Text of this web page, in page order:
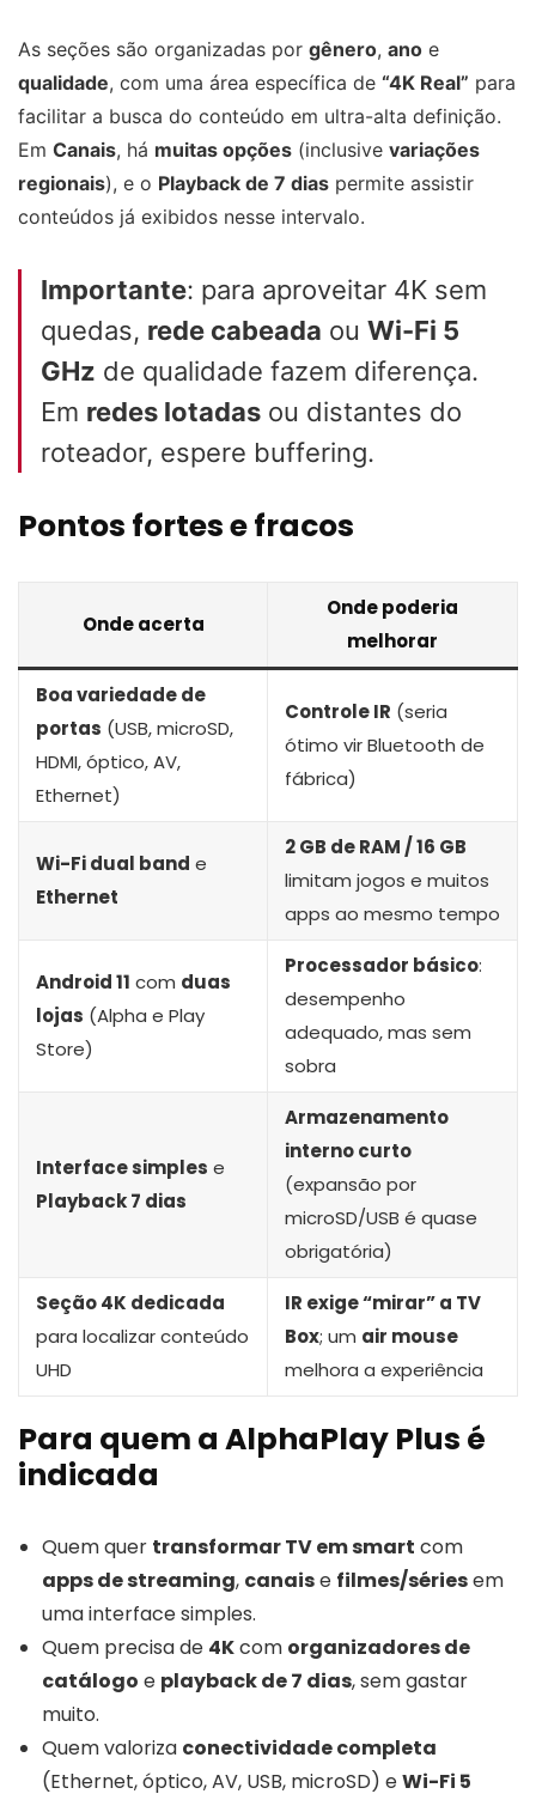
As seções são organizadas por gênero, ano e
qualidade, com uma área específica de “4K Real” para
facilitar a busca do conteúdo em ultra-alta definição.
Em Canais, há muitas opções (inclusive variações
regionais), e o Playback de 7 dias permite assistir
conteúdos já exibidos nesse intervalo.
Importante: para aproveitar 4K sem
quedas, rede cabeada ou Wi-Fi 5
GHz de qualidade fazem diferença.
Em redes lotadas ou distantes do
roteador, espere buffering.
Pontos fortes e fracos
Onde acerta
Onde poderia
melhorar
Boa variedade de
portas (USB, microSD,
HDMI, óptico, AV,
Ethernet)
Controle IR (seria
ótimo vir Bluetooth de
fábrica)
Wi-Fi dual band e
Ethernet
2 GB de RAM / 16 GB
limitam jogos e muitos
apps ao mesmo tempo
Android 11 com duas
lojas (Alpha e Play
Store)
Processador básico:
desempenho
adequado, mas sem
sobra
Interface simples e
Playback 7 dias
Armazenamento
interno curto
(expansão por
microSD/USB é quase
obrigatória)
Seção 4K dedicada
para localizar conteúdo
UHD
IR exige “mirar” a TV
Box; um air mouse
melhora a experiência
Para quem a AlphaPlay Plus é
indicada
Quem quer transformar TV em smart com
apps de streaming, canaise filmes/sériesem
uma interface simples.
Quem precisa de 4Kcom organizadores de
catálogo e playback de 7 dias, sem gastar
muito.
Quem valoriza conectividade completa
(Ethernet, óptico, AV, USB, microSD) eWi-Fi 5